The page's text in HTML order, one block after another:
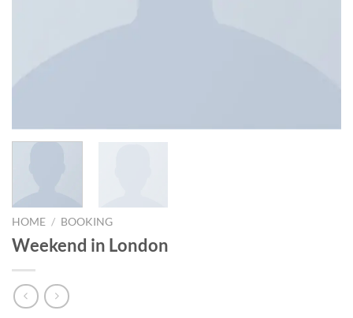
HOME / BOOKING
Weekend in London